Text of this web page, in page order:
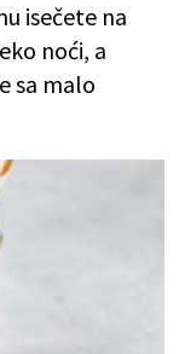
isečete na
noći, a
sa malo